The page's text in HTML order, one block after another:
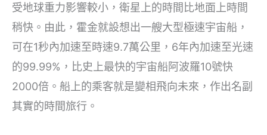
受地球重力影響較小，衛星上的時間比地面上時間
稍快。由此，霍金就設想出一艘大型極速宇宙船，
可在1秒內加速至時速9.7萬公里，6年內加速至光速
的99.99%，比史上最快的宇宙船阿波羅10號快
2000倍。船上的乘客就是變相飛向未來，作出名副
其實的時間旅行。